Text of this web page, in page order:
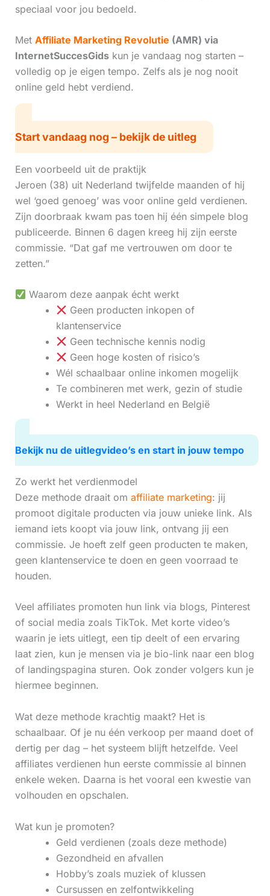
speciaal voor jou bedoeld.
Met Affiliate Marketing Revolutie (AMR) via
InternetSuccesGidskun je vandaag nog starten –
volledig op je eigen tempo. Zelfs als je nog nooit
online geld hebt verdiend.
Start vandaag nog – bekijk de uitleg
Een voorbeeld uit de praktijk
Jeroen (38) uit Nederland twijfelde maanden of hij
wel ‘goed genoeg’ was voor online geld verdienen.
Zijn doorbraak kwam pas toen hij één simpele blog
publiceerde. Binnen 6 dagen kreeg hij zijn eerste
commissie. “Dat gaf me vertrouwen om door te
zetten.”
Waarom deze aanpak écht werkt
Geen producten inkopen of
klantenservice
Geen technische kennis nodig
Geen hoge kosten of risico’s
Wél schaalbaar online inkomen mogelijk
Te combineren met werk, gezin of studie
Werkt in heel Nederland en België
Bekijk nu de uitlegvideo’s en start in jouw tempo
Zo werkt het verdienmodel
Deze methode draait om affiliate marketing: jij
promoot digitale producten via jouw unieke link. Als
iemand iets koopt via jouw link, ontvang jij een
commissie. Je hoeft zelf geen producten te maken,
geen klantenservice te doen en geen voorraad te
houden.
Veel affiliates promoten hun link via blogs, Pinterest
of social media zoals TikTok. Met korte video’s
waarin je iets uitlegt, een tip deelt of een ervaring
laat zien, kun je mensen via je bio-link naar een blog
of landingspagina sturen. Ook zonder volgers kun je
hiermee beginnen.
Wat deze methode krachtig maakt? Het is
schaalbaar. Of je nu één verkoop per maand doet of
dertig per dag – het systeem blijft hetzelfde. Veel
affiliates verdienen hun eerste commissie al binnen
enkele weken. Daarna is het vooral een kwestie van
volhouden en opschalen.
Wat kun je promoten?
Geld verdienen (zoals deze methode)
Gezondheid en afvallen
Hobby’s zoals muziek of klussen
Cursussen en zelfontwikkeling